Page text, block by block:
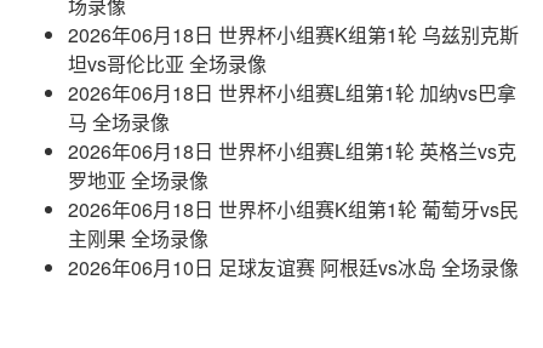
2026年06月18日 世界杯小组赛K组第1轮 乌兹别克斯
坦vs哥伦比亚 全场录像
2026年06月18日 世界杯小组赛L组第1轮 加纳vs巴拿
马 全场录像
2026年06月18日 世界杯小组赛L组第1轮 英格兰vs克
罗地亚 全场录像
2026年06月18日 世界杯小组赛K组第1轮 葡萄牙vs民
主刚果 全场录像
2026年06月10日 足球友谊赛 阿根廷vs冰岛 全场录像